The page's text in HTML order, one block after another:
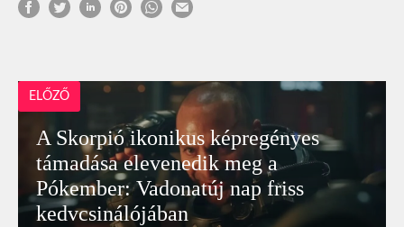
ELŐZŐ
A Skorpió ikonikus képregényes
támadása elevenedik meg a
Pókember: Vadonatúj nap friss
kedvcsinálójában